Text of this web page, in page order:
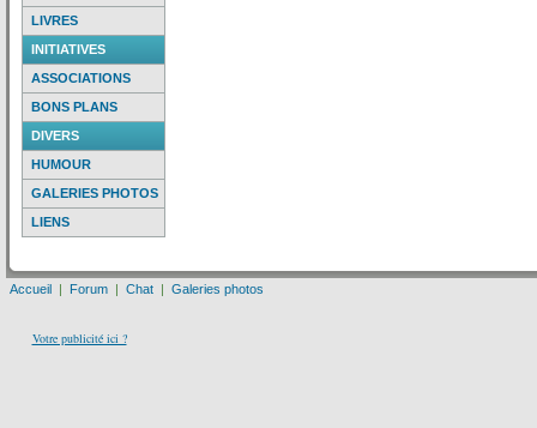
LIVRES
INITIATIVES
ASSOCIATIONS
BONS PLANS
DIVERS
HUMOUR
GALERIES PHOTOS
LIENS
Accueil | Forum | Chat | Galeries photos
Votre publicité ici ?